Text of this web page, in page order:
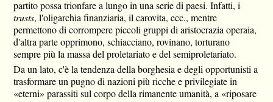
partito possa trionfare a lungo in una serie di paesi. Infatti, i
trusts, l'oligarchia finanziaria, il carovita, ecc., mentre
permettono di corrompere piccoli gruppi di aristocrazia operaia,
d'altra parte opprimono, schiacciano, rovinano, torturano
sempre più la massa del proletariato e del semiproletariato.
Da un lato, c'è la tendenza della borghesia e degli opportunisti a
trasformare un pugno di nazioni più ricche e privilegiate in
«eterni» parassiti sul corpo della rimanente umanità, a «riposare